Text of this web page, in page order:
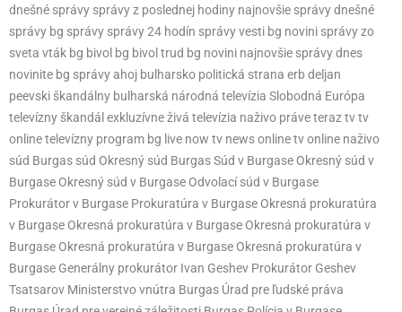
dnešné správy správy z poslednej hodiny najnovšie správy dnešné
správy bg správy správy 24 hodín správy vesti bg novini správy zo
sveta vták bg bivol bg bivol trud bg novini najnovšie správy dnes
novinite bg správy ahoj bulharsko politická strana erb deljan
peevski škandálny bulharská národná televízia Slobodná Európa
televízny škandál exkluzívne živá televízia naživo práve teraz tv tv
online televízny program bg live now tv news online tv online naživo
súd Burgas súd Okresný súd Burgas Súd v Burgase Okresný súd v
Burgase Okresný súd v Burgase Odvolací súd v Burgase
Prokurátor v Burgase Prokuratúra v Burgase Okresná prokuratúra
v Burgase Okresná prokuratúra v Burgase Okresná prokuratúra v
Burgase Okresná prokuratúra v Burgase Okresná prokuratúra v
Burgase Generálny prokurátor Ivan Geshev Prokurátor Geshev
Tsatsarov Ministerstvo vnútra Burgas Úrad pre ľudské práva